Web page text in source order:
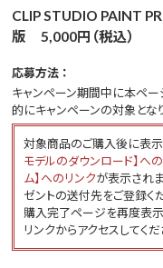
CLIP STUDIO PAINT
版 5,000円（税込）
応募方法 ：
キャンペーン期間中に本ペー
的にキャンペーンの対象となり
対象商品のご購入後に表
モデルのダウンロード】へ
ム】へのリンクが表示され
ゼントの送付先をご登録く
購入完了ページを再度表
リンクからアクセスしてくだ